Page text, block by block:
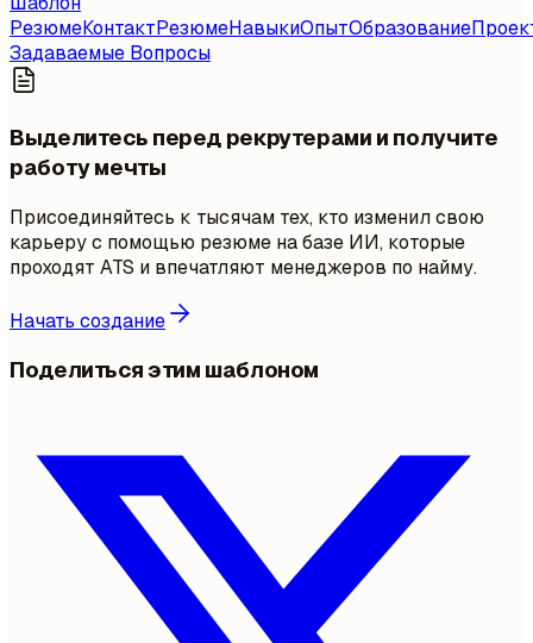
РезюмеКонтактРезюмеНавыкиОпытОбразование
Задаваемые Вопросы
Выделитесь перед рекрутерами и получите
работу мечты
Присоединяйтесь к тысячам тех, кто изменил свою
карьеру с помощью резюме на базе ИИ, которые
проходят ATS и впечатляют менеджеров по найму.
Начать создание
Поделиться этим шаблоном